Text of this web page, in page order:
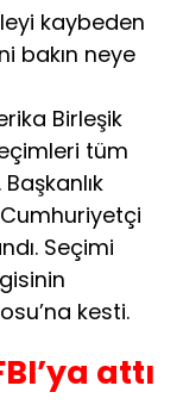
kaybeden
bakın neye
Birleşik
tüm
Seçimi
kesti.
attı